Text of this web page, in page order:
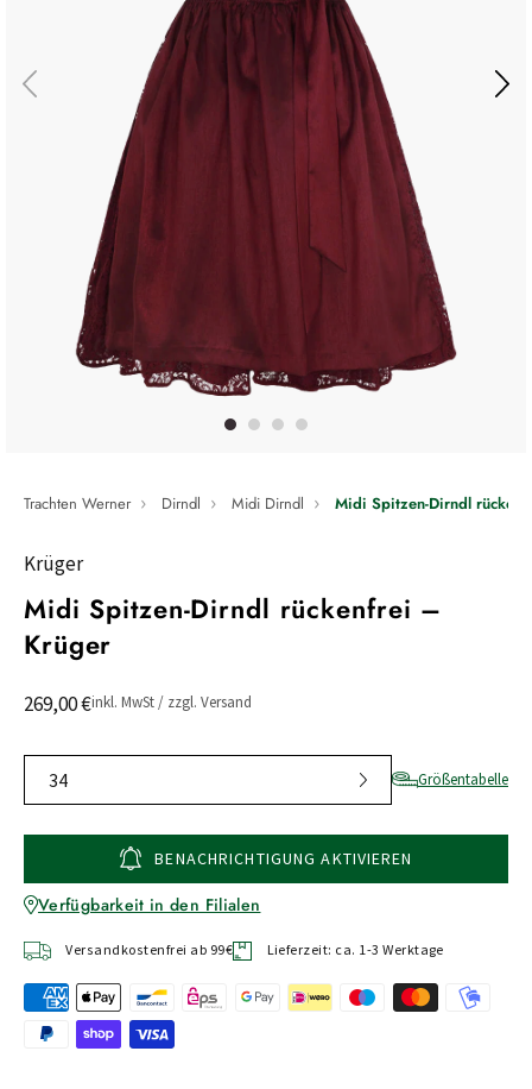
Trachten Werner Dirndl Midi Dirndl Midi Spitzen-Dirndl
Krüger
Midi Spitzen-Dirndl rückenfrei –
Krüger
269,00 €inkl. MwSt / zzgl. Versand
Größentabelle
34
BENACHRICHTIGUNG AKTIVIEREN
Verfügbarkeit in den Filialen
Versandkostenfrei ab 99€ Lieferzeit: ca. 1-3 Werktage